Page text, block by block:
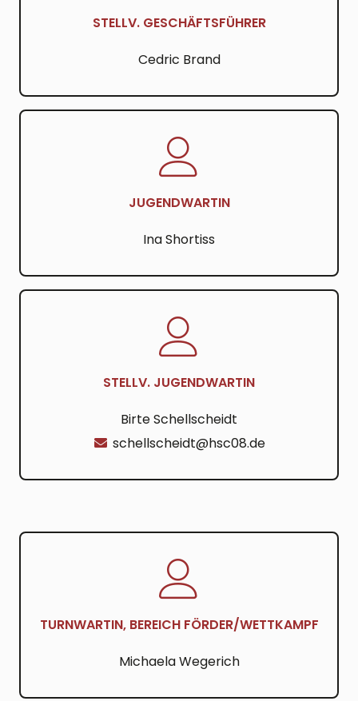
STELLV. GESCHÄFTSFÜHRER
Cedric Brand
JUGENDWARTIN
Ina Shortiss
STELLV. JUGENDWARTIN
Birte Schellscheidt
schellscheidt@hsc08.de
TURNWARTIN, BEREICH FÖRDER/WETTKAMPF
Michaela Wegerich